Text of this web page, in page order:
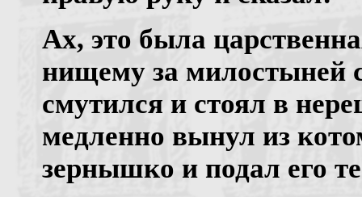
Ах, это была
нищему за милостыней
смутился и стоял в
медленно вынул из
зернышко и подал его